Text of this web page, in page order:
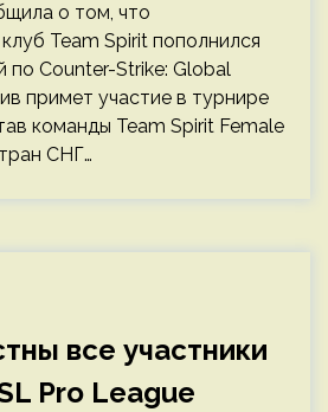
о том, что
Team Spirit пополнился
по Counter-Strike: Global
примет участие в турнире
команды Team Spirit Female
СНГ…
все участники
Pro League